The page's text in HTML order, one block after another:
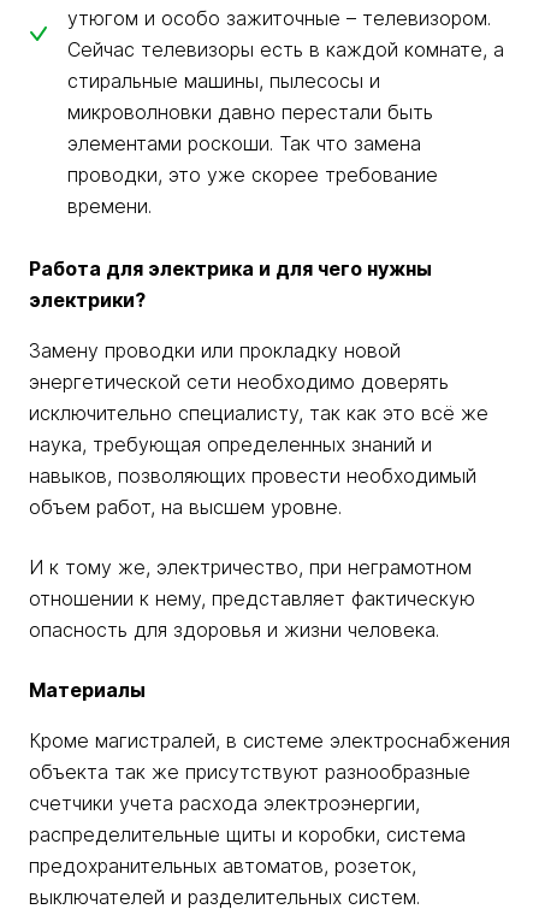
утюгом и особо зажиточные – телевизором.
Сейчас телевизоры есть в каждой комнате, а
стиральные машины, пылесосы и
микроволновки давно перестали быть
элементами роскоши. Так что замена
проводки, это уже скорее требование
времени.
Работа для электрика и для чего нужны
электрики?
Замену проводки или прокладку новой
энергетической сети необходимо доверять
исключительно специалисту, так как это всё же
наука, требующая определенных знаний и
навыков, позволяющих провести необходимый
объем работ, на высшем уровне.
И к тому же, электричество, при неграмотном
отношении к нему, представляет фактическую
опасность для здоровья и жизни человека.
Материалы
Кроме магистралей, в системе электроснабжения
объекта так же присутствуют разнообразные
счетчики учета расхода электроэнергии,
распределительные щиты и коробки, система
предохранительных автоматов, розеток,
выключателей и разделительных систем.